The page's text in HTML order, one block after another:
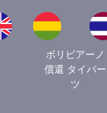
ボリビアーノ
償還 タイバー
ツ